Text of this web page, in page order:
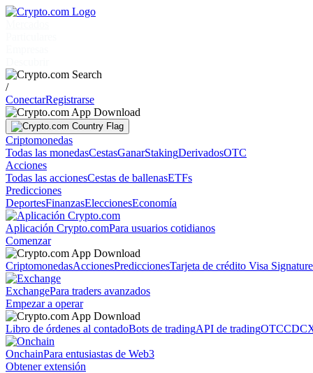
/
ConectarRegistrarse
Criptomonedas
Todas las monedasCestasGanarStakingDerivadosOTC
Acciones
Todas las accionesCestas de ballenasETFs
Predicciones
DeportesFinanzasEleccionesEconomía
Aplicación Crypto.comPara usuarios cotidianos
Comenzar
CriptomonedasAccionesPrediccionesTarjeta de crédito Visa
ExchangePara traders avanzados
Empezar a operar
Libro de órdenes al contadoBots de tradingAPI de tradingOTC
OnchainPara entusiastas de Web3
Obtener extensión